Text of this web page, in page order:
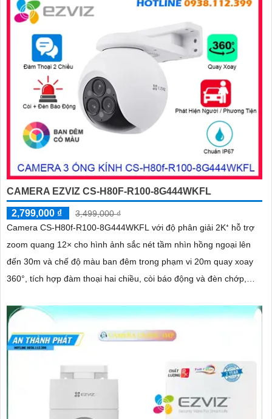
CAMERA EZVIZ CS-H80F-R100-8G444WKFL
2,799,000 ₫
3,499,000 ₫
Camera CS-H80f-R100-8G444WKFL với độ phân giải 2K⁺ hỗ trợ
zoom quang 12× cho hình ảnh sắc nét tầm nhìn hồng ngoại lên
đến 30m và chế độ màu ban đêm trong phạm vi 20m quay xoay
360°, tích hợp đàm thoại hai chiều, còi báo động và đèn chớp,
năng chống bụi, nước, đảm bảo hoạt động ổn định trong mọi điều